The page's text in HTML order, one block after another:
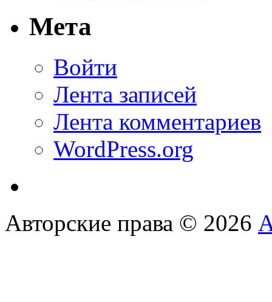
Мета
Войти
Лента записей
Лента комментариев
WordPress.org
Авторские права © 2026